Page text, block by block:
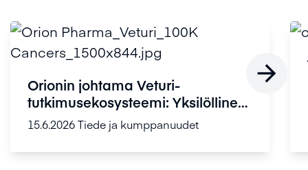
Orionin johtama Veturi-
tutkimusekosysteemi: Yksilöllinen
lääketi...
15.6.2026Tiede ja kumppanuudet
